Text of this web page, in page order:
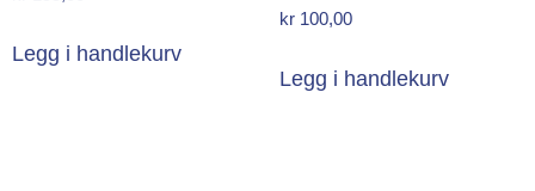
Legg i handlekurv
kr 100,00
Legg i handlekurv